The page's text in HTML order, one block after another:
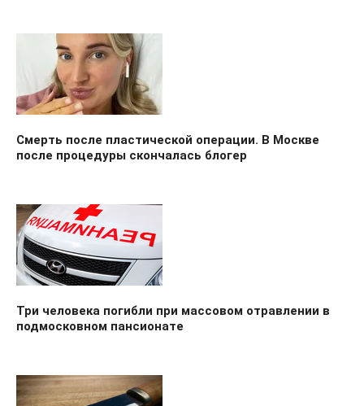
Смерть после пластической операции. В Москве
после процедуры скончалась блогер
Три человека погибли при массовом отравлении в
подмосковном пансионате